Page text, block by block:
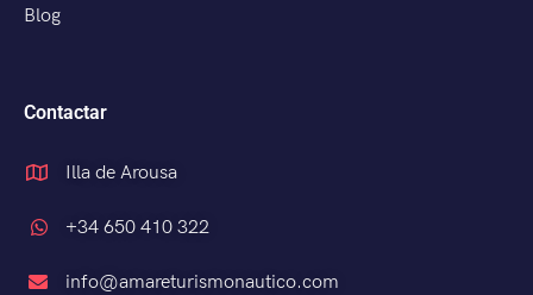
Blog
Contactar
Illa de Arousa
+34 650 410 322
info@amareturismonautico.com